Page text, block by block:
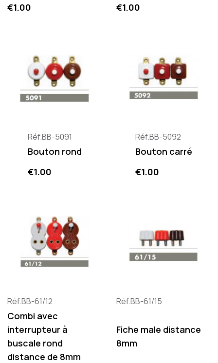
Price
€1.00
Price
€1.00
Réf.BB-5091
Bouton rond
Price
€1.00
Réf.BB-5092
Bouton carré
Price
€1.00
Réf.BB-61/12
Combi avec
interrupteur à
buscale rond
distance de 8mm
Réf.BB-61/15
Fiche male distance
8mm